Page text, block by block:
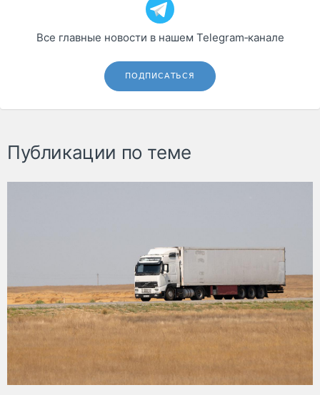
Все главные новости в нашем Telegram‑канале
ПОДПИСАТЬСЯ
Публикации по теме